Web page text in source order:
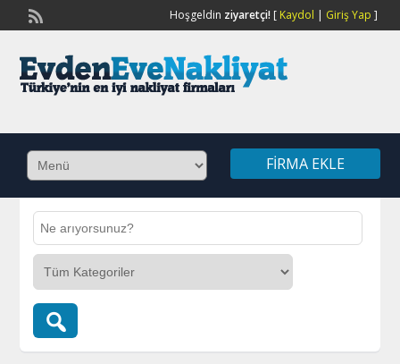
Hoşgeldin ziyaretçi![ Kaydol | Giriş Yap ]
FIRMA EKLE